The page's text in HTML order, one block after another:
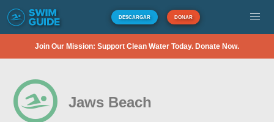
DESCARGAR DONAR
Join Our Mission: Support Clean Water Today. Donate Now.
Jaws Beach